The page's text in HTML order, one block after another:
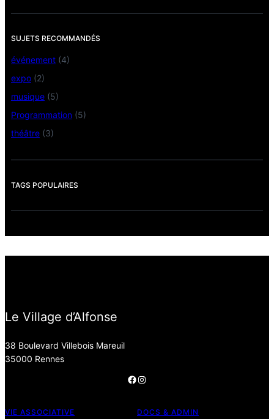
SUJETS RECOMMANDÉS
événement (4)
expo (2)
musique (5)
Programmation (5)
théâtre (3)
TAGS POPULAIRES
Le Village d’Alfonse
38 Boulevard Villebois Mareuil
35000 Rennes
Facebook Instagram
VIE ASSOCIATIVE DOCS & ADMIN